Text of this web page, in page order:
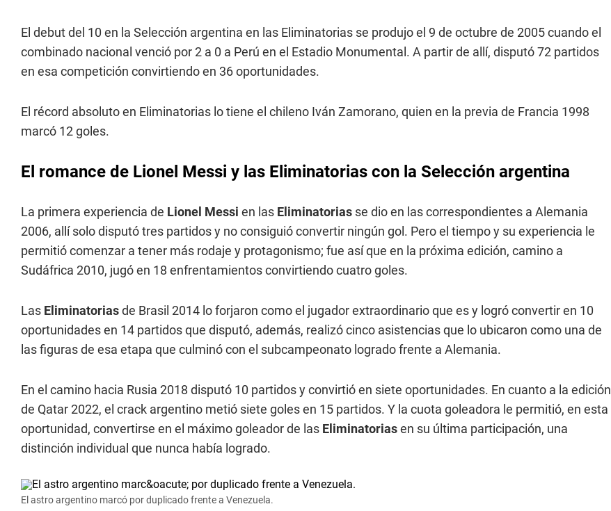
El debut del 10 en la Selección argentina en las Eliminatorias se produjo el 9 de octubre de 2005 cuando el
combinado nacional venció por 2 a 0 a Perú en el Estadio Monumental. A partir de allí, disputó 72 partidos
en esa competición convirtiendo en 36 oportunidades.
El récord absoluto en Eliminatorias lo tiene el chileno Iván Zamorano, quien en la previa de Francia 1998
marcó 12 goles.
El romance de Lionel Messi y las Eliminatorias con la Selección argentina
La primera experiencia de Lionel Messi en las Eliminatorias se dio en las correspondientes a Alemania
2006, allí solo disputó tres partidos y no consiguió convertir ningún gol. Pero el tiempo y su experiencia le
permitió comenzar a tener más rodaje y protagonismo; fue así que en la próxima edición, camino a
Sudáfrica 2010, jugó en 18 enfrentamientos convirtiendo cuatro goles.
Las Eliminatoriasde Brasil 2014 lo forjaron como el jugador extraordinario que es y logró convertir en 10
oportunidades en 14 partidos que disputó, además, realizó cinco asistencias que lo ubicaron como una de
las figuras de esa etapa que culminó con el subcampeonato logrado frente a Alemania.
En el camino hacia Rusia 2018 disputó 10 partidos y convirtió en siete oportunidades. En cuanto a la edición
de Qatar 2022, el crack argentino metió siete goles en 15 partidos. Y la cuota goleadora le permitió, en esta
oportunidad, convertirse en el máximo goleador de las Eliminatoriasen su última participación, una
distinción individual que nunca había logrado.
El astro argentino marcó por duplicado frente a Venezuela.